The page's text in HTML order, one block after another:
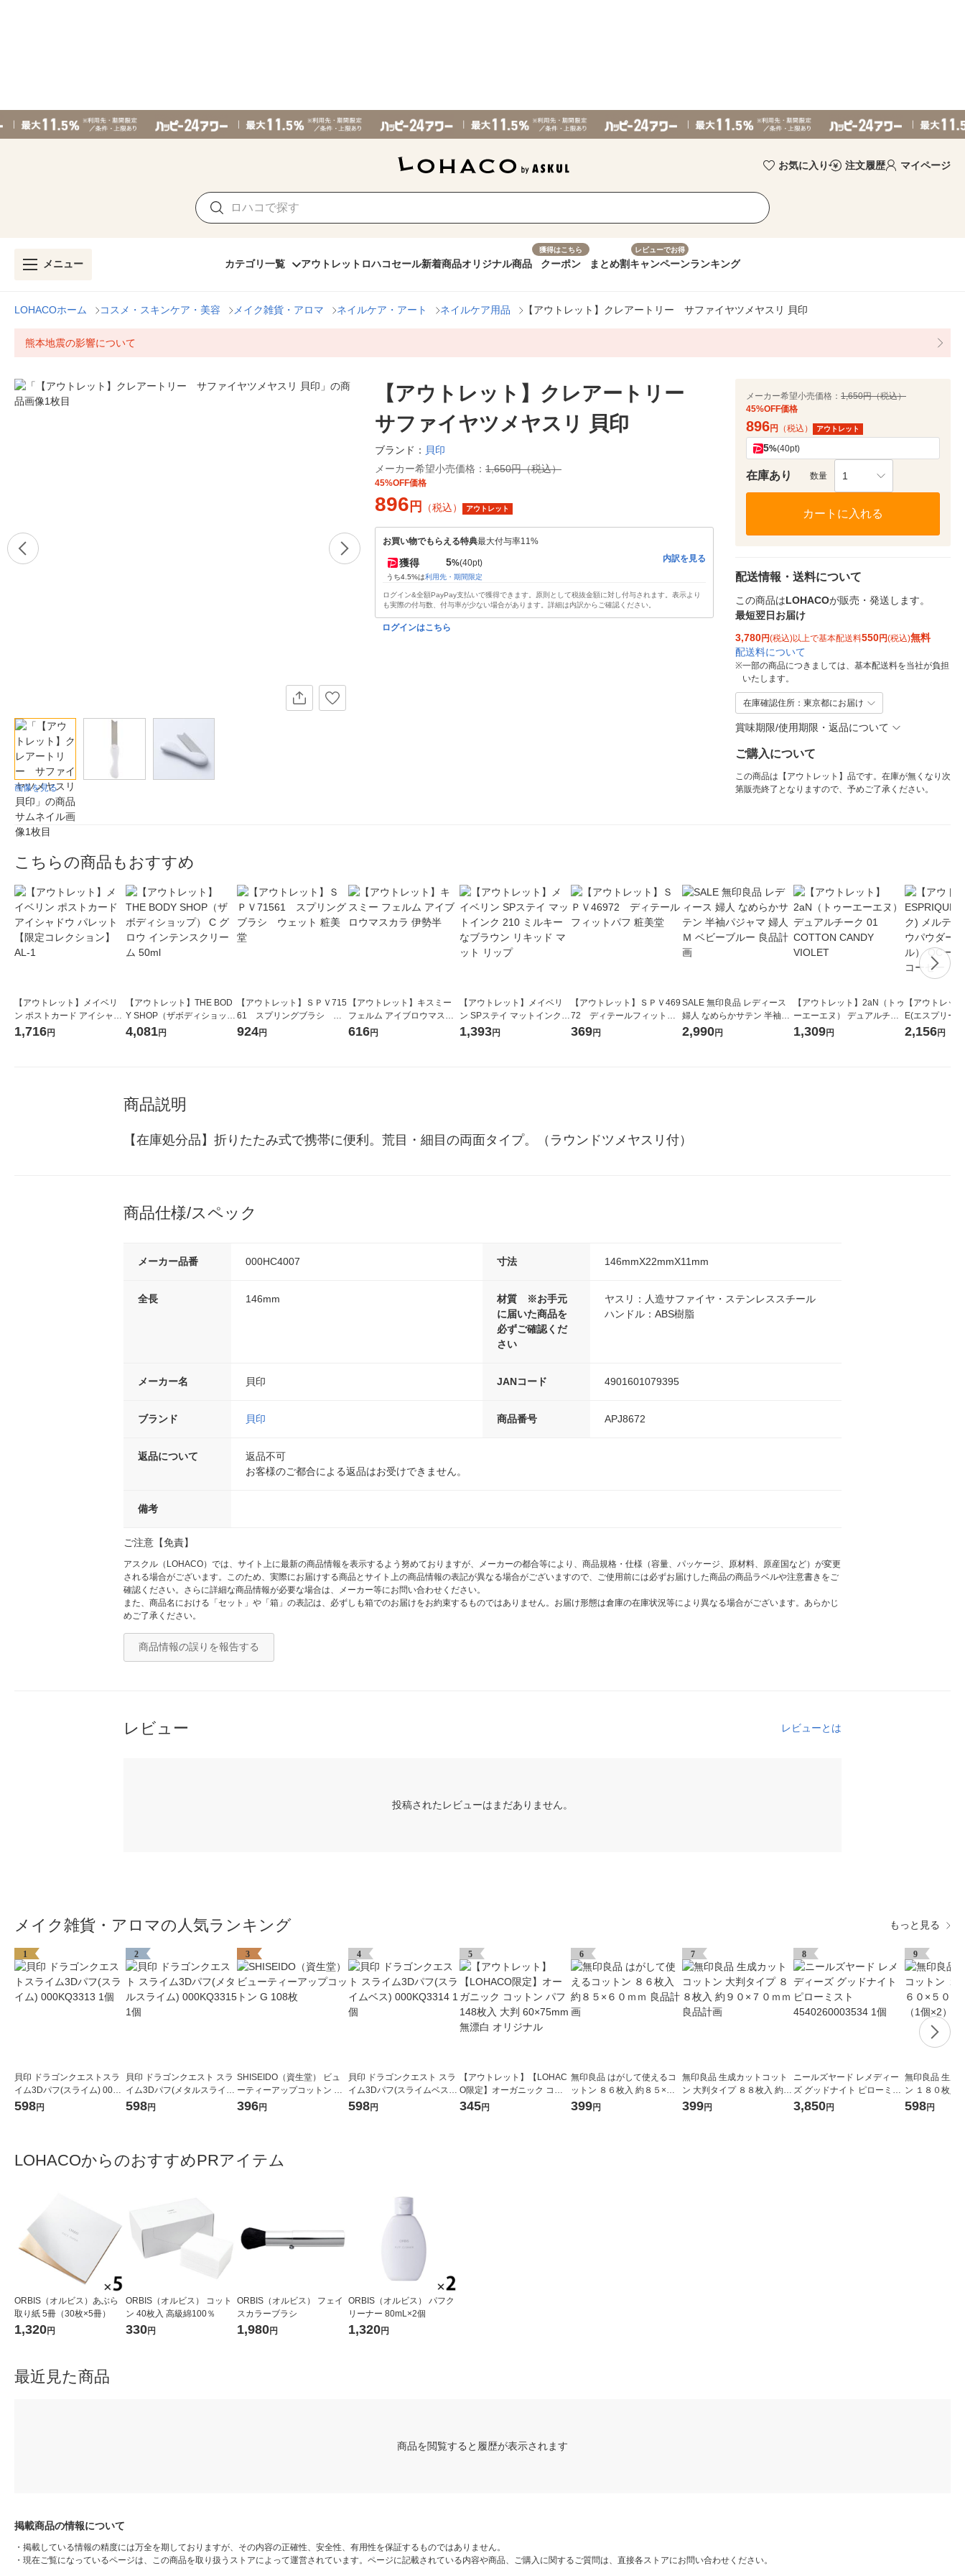
お気に入り 注文履歴 マイページ
メニュー カテゴリ一覧 アウトレット ロハコセール新着商品オリジナル商品
獲得はこちら
クーポン まとめ割
レビューでお得
キャンペーンランキング
LOHACOホーム コスメ・スキンケア・美容 メイク雑貨・アロマ ネイルケア・アート ネイルケア用品 【アウトレット】クレアートリー サファイヤツメヤスリ 貝印
熊本地震の影響について
画像を見る
【アウトレット】クレアートリー
サファイヤツメヤスリ 貝印
ブランド： 貝印
メーカー希望小売価格： 1,650円（税込）
45%OFF価格
896 円 （税込） アウトレット
お買い物でもらえる特典最大付与率11%
獲得 5%(40pt)
うち4.5%は利用先・期間限定
内訳を見る
ログイン&全額PayPay支払いで獲得できます。原則として税抜金額に対し付与されます。表示より
も実際の付与数、付与率が少ない場合があります。詳細は内訳からご確認ください。
ログインはこちら
メーカー希望小売価格： 1,650円（税込）
45%OFF価格
896円 （税込） アウトレット
5%(40pt)
在庫あり 数量 1
カートに入れる
配送情報・送料について
この商品はLOHACOが販売・発送します。
最短翌日お届け
3,780円(税込)以上で基本配送料550円(税込)無料
配送料について
※一部の商品につきましては、基本配送料を当社が負担
いたします。
在庫確認住所：東京都にお届け
賞味期限/使用期限・返品について
ご購入について
この商品は【アウトレット】品です。在庫が無くなり次
第販売終了となりますので、予めご了承ください。
こちらの商品もおすすめ
【アウトレット】メイベリ
ン ポストカード アイシャド
ウ パレット【限定コレクシ
1,716円
【アウトレット】THE BOD
Y SHOP（ザボディショッ
プ） C グロウ インテンスク
4,081円
【アウトレット】ＳＰＶ715
61 スプリングブラシ ウ
ェット 粧美堂
924円
【アウトレット】キスミー
フェルム アイブロウマスカ
ラ 伊勢半
616円
【アウトレット】メイベリ
ン SPステイ マットインク 2
10 ミルキーなブラウン リキ
1,393円
【アウトレット】ＳＰＶ469
72 ディテールフィットパ
フ 粧美堂
369円
SALE 無印良品 レディース
婦人 なめらかサテン 半袖パ
ジャマ 婦人Ｍ ベビーブルー
2,990円
【アウトレット】2aN（トゥ
ーエーエヌ） デュアルチー
ク 01 COTTON CANDY VIO
1,309円
【アウトレッ
E(エスプリー
ラム グロウパ
2,156円
商品説明
【在庫処分品】折りたたみ式で携帯に便利。荒目・細目の両面タイプ。（ラウンドツメヤスリ付）
商品仕様/スペック
メーカー品番 000HC4007 寸法 146mmX22mmX11mm
全長 146mm
材質 ※お手元
に届いた商品を
必ずご確認くだ
さい
ヤスリ：人造サファイヤ・ステンレススチール
ハンドル：ABS樹脂
メーカー名 貝印 JANコード 4901601079395
ブランド 貝印 商品番号 APJ8672
返品について
返品不可
お客様のご都合による返品はお受けできません。
備考
ご注意【免責】
アスクル（LOHACO）では、サイト上に最新の商品情報を表示するよう努めておりますが、メーカーの都合等により、商品規格・仕様（容量、パッケージ、原材料、原産国など）が変更
される場合がございます。このため、実際にお届けする商品とサイト上の商品情報の表記が異なる場合がございますので、ご使用前には必ずお届けした商品の商品ラベルや注意書きをご
確認ください。さらに詳細な商品情報が必要な場合は、メーカー等にお問い合わせください。
また、商品名における「セット」や「箱」の表記は、必ずしも箱でのお届けをお約束するものではありません。お届け形態は倉庫の在庫状況等により異なる場合がございます。あらかじ
めご了承ください。
商品情報の誤りを報告する
レビュー レビューとは
投稿されたレビューはまだありません。
メイク雑貨・アロマの人気ランキング もっと見る
1
貝印 ドラゴンクエストスラ
イム3Dパフ(スライム) 000K
Q3313 1個
598円
2
貝印 ドラゴンクエスト スラ
イム3Dパフ(メタルスライ
ム) 000KQ3315 1個
598円
3
SHISEIDO（資生堂） ビュ
ーティーアップコットン G 1
08枚
396円
4
貝印 ドラゴンクエスト スラ
イム3Dパフ(スライムベス) 0
00KQ3314 1個
598円
5
【アウトレット】【LOHAC
O限定】オーガニック コッ
トン パフ 148枚入 大判 60×
345円
6
無印良品 はがして使えるコ
ットン ８６枚入 約８５×６
０ｍｍ 良品計画
399円
7
無印良品 生成カットコット
ン 大判タイプ ８８枚入 約９
０×７０ｍｍ 良品計画
399円
8
ニールズヤード レメディー
ズ グッドナイト ピローミス
ト 4540260003534 1個
3,850円
9
無印良品 生成
ン １８０枚入
ｍｍ 1セット
598円
LOHACOからのおすすめPRアイテム
ORBIS（オルビス）あぶら
取り紙 5冊（30枚×5冊）
1,320円
ORBIS（オルビス） コット
ン 40枚入 高級綿100％
330円
ORBIS（オルビス） フェイ
スカラーブラシ
1,980円
ORBIS（オルビス） パフク
リーナー 80mL×2個
1,320円
最近見た商品
商品を閲覧すると履歴が表示されます
掲載商品の情報について
・ 掲載している情報の精度には万全を期しておりますが、その内容の正確性、安全性、有用性を保証するものではありません。
・ 現在ご覧になっているページは、この商品を取り扱うストアによって運営されています。ページに記載されている内容や商品、ご購入に関するご質問は、直接各ストアにお問い合わせください。